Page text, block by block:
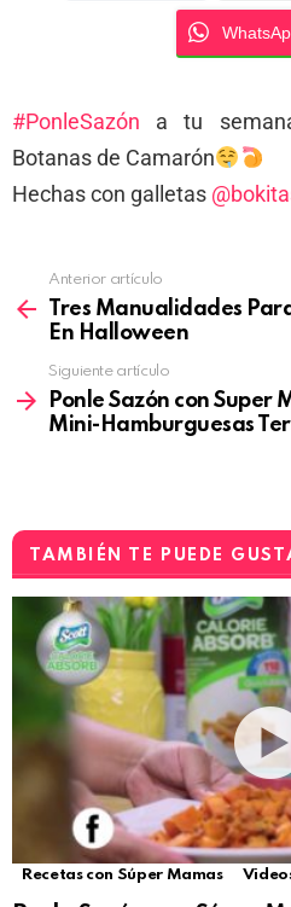
#PonleSazón a tu
Botanas de Camarón
Hechas con galletas
Anterior artículo
Tres Manualidades
En Halloween
Siguiente artículo
Ponle Sazón con Super
Mini-Hamburguesas
TAMBIÉN TE PUEDE
Recetas con Súper Mamas